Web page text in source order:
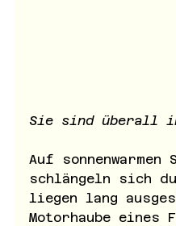
Sie sind überall
Auf
schlängeln sich
liegen lang
Motorhaube